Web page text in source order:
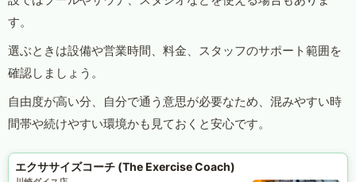
す。
選ぶときは設備や営業時間、料金、スタッフのサポート範囲を
確認しましょう。
自由度が高い分、自分で通う意思が必要なため、混みやすい時
間帯や続けやすい環境かも見ておくと安心です。
エクササイズコーチ (The Exercise Coach)